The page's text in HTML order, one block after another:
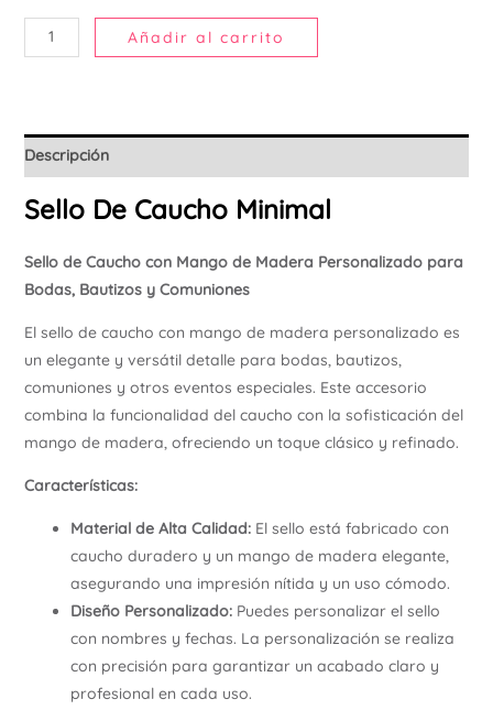
Añadir al carrito
Descripción
Sello De Caucho Minimal
Sello de Caucho con Mango de Madera Personalizado para
Bodas, Bautizos y Comuniones
El sello de caucho con mango de madera personalizado es
un elegante y versátil detalle para bodas, bautizos,
comuniones y otros eventos especiales. Este accesorio
combina la funcionalidad del caucho con la sofisticación del
mango de madera, ofreciendo un toque clásico y refinado.
Características:
Material de Alta Calidad:El sello está fabricado con
caucho duradero y un mango de madera elegante,
asegurando una impresión nítida y un uso cómodo.
Diseño Personalizado:Puedes personalizar el sello
con nombres y fechas. La personalización se realiza
con precisión para garantizar un acabado claro y
profesional en cada uso.